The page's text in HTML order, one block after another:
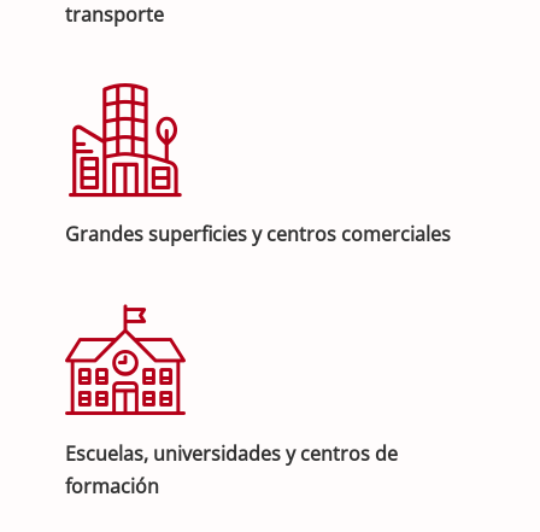
transporte
Grandes superficies y centros comerciales
Escuelas, universidades y centros de
formación